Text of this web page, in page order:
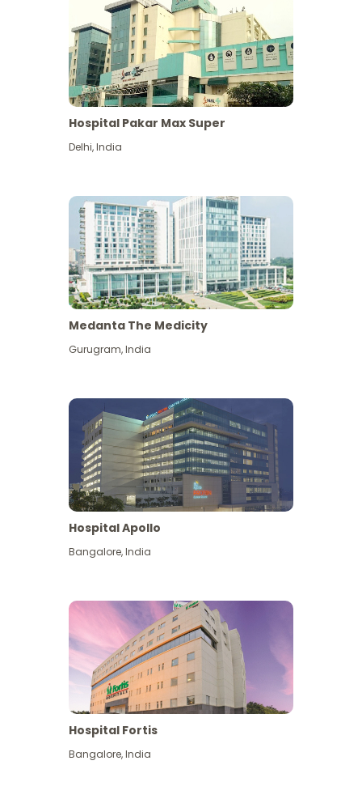
Hospital Pakar Max Super
Delhi,India
Medanta The Medicity
Gurugram,India
Hospital Apollo
Bangalore,India
Hospital Fortis
Bangalore,India